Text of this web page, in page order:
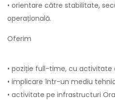
• orientare către stabilitate,
operațională.
Oferim
• poziție full-time, cu activitate
• implicare într-un mediu
• activitate pe infrastructuri